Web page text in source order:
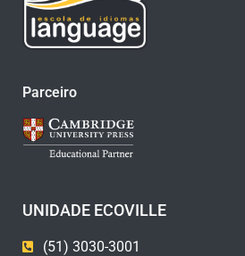
Parceiro
UNIDADE ECOVILLE
(51) 3030-3001